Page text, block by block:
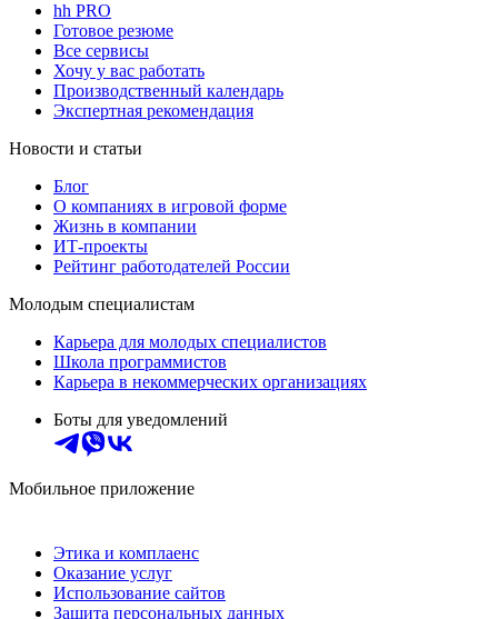
hh PRO
Готовое резюме
Все сервисы
Хочу у вас работать
Производственный календарь
Экспертная рекомендация
Новости и статьи
Блог
О компаниях в игровой форме
Жизнь в компании
ИТ-проекты
Рейтинг работодателей России
Молодым специалистам
Карьера для молодых специалистов
Школа программистов
Карьера в некоммерческих организациях
Боты для уведомлений
Мобильное приложение
Этика и комплаенс
Оказание услуг
Использование сайтов
Защита персональных данных